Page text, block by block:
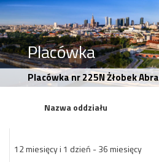
Placówka
Placówka nr 225N Żłobek
Nazwa oddziału
12 miesięcy i 1 dzień - 36 miesięcy